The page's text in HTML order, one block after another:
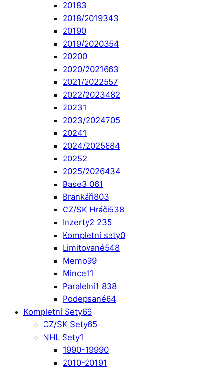
20183
2018/2019343
20190
2019/2020354
20200
2020/2021663
2021/2022557
2022/2023482
20231
2023/2024705
20241
2024/2025884
20252
2025/2026434
Base3 061
Brankáři803
CZ/SK Hráči538
Inzerty2 235
Kompletní sety0
Limitované548
Memo99
Mince11
Paralelní1 838
Podepsané64
Kompletní Sety66
CZ/SK Sety65
NHL Sety1
1990-19990
2010-20191